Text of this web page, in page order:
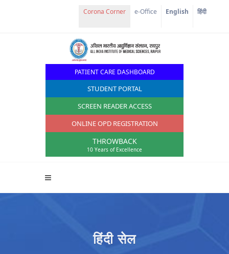
Corona Corner e-Office English हिंदी
PATIENT CARE DASHBOARD
STUDENT PORTAL
SCREEN READER ACCESS
ONLINE OPD REGISTRATION
THROWBACK
10 Years of Excellence
हिंदी सेल